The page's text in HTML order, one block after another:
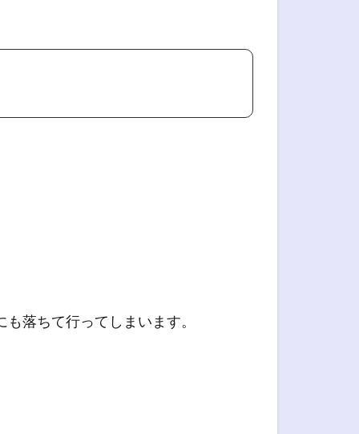
落ちて行ってしまいます。